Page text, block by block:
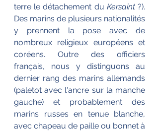
terre le détachement du Kersaint ?).
Des marins de plusieurs nationalités
y prennent la pose avec de
nombreux religieux européens et
coréens. Outre des officiers
français, nous y distinguons au
dernier rang des marins allemands
(paletot avec l'ancre sur la manche
gauche) et probablement des
marins russes en tenue blanche,
avec chapeau de paille ou bonnet à